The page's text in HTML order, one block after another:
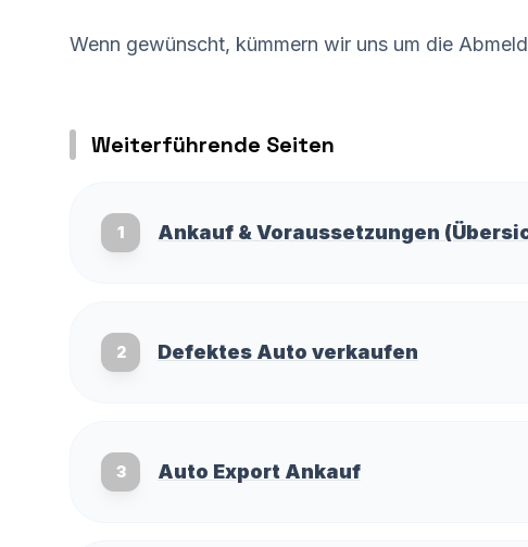
Wenn gewünscht, kümmern wir uns um die
Weiterführende Seiten
1 Ankauf & Voraussetzungen
2 Defektes Auto verkaufen
3 Auto Export Ankauf